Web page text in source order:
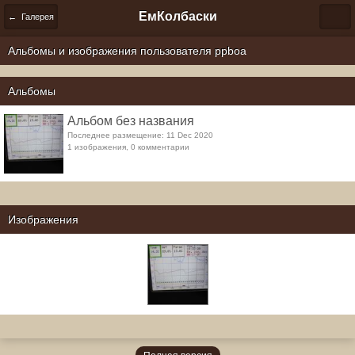
← Галерея ЕмКолбаски
Альбомы и изображения пользователя ppboa
Альбомы
Альбом без названия
Последнее размещение: 11 Dec 2020
1 изображения, 0 комментарии
Изображения